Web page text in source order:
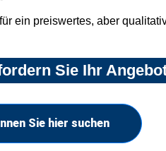
ein preiswertes, aber
Sie Ihr
Sie hier suchen